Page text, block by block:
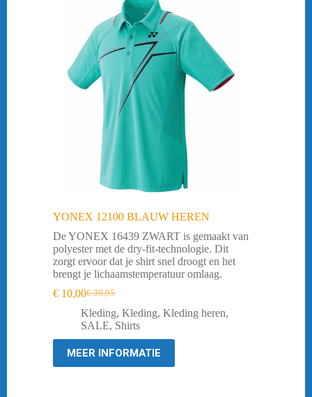
YONEX 12100 BLAUW HEREN
De YONEX 16439 ZWART is gemaakt van
polyester met de dry-fit-technologie. Dit
zorgt ervoor dat je shirt snel droogt en het
brengt je lichaamstemperatuur omlaag.
€39,95
Oorspronkelijke
prijs
was:
€ 10,00Huidige
prijs
is:
Kleding, Kleding, Kleding heren,
SALE, Shirts
MEER INFORMATIE